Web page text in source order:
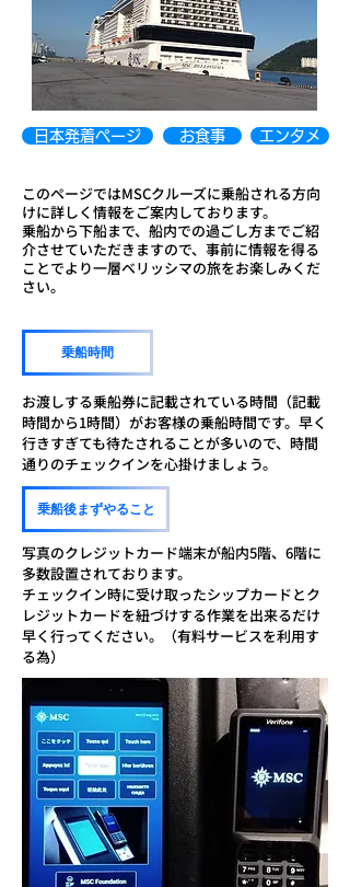
日本発着ページ お食事 エンタメ
このページではMSCクルーズに乗船される方向
けに詳しく情報をご案内しております。
乗船から下船まで、船内での過ごし方までご紹
介させていただきますので、事前に情報を得る
ことでより一層ベリッシマの旅をお楽しみくだ
さい。
乗船時間
​お渡しする乗船券に記載されている時間（記載
時間から1時間）がお客様の乗船時間です。早く
行きすぎても待たされることが多いので、時間
通りのチェックインを心掛けましょう。
乗船後まずやること
写真のクレジットカード端末が船内5階、6階に
多数設置されております。
​チェックイン時に受け取ったシップカードとク
レジットカードを紐づけする作業を出来るだけ
早く行ってください。（有料サービスを利用す
る為）